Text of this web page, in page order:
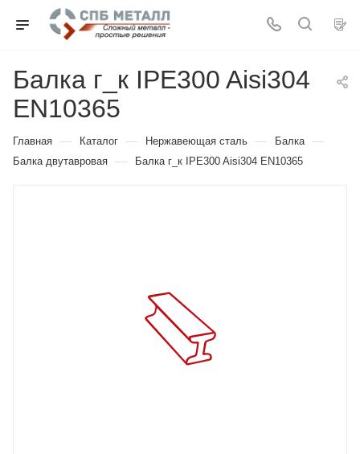
Балка г_к IPE300 Aisi304
EN10365
Главная — Каталог — Нержавеющая сталь — Балка —
Балка двутавровая — Балка г_к IPE300 Aisi304 EN10365